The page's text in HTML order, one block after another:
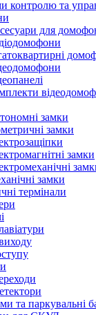
та
для
замки
замки
замки
замки
термінали
та паркувальні